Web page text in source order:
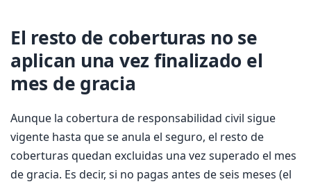
El resto de coberturas no se
aplican una vez finalizado el
mes de gracia
Aunque la cobertura de responsabilidad civil sigue
vigente hasta que se anula el seguro, el resto de
coberturas quedan excluidas una vez superado el mes
de gracia. Es decir, si no pagas antes de seis meses (el